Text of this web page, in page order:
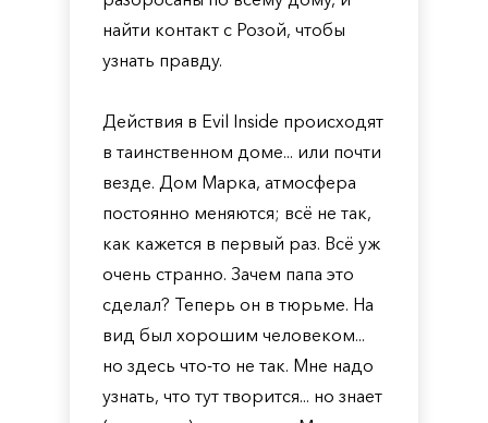
найти контакт с Розой, чтобы
узнать правду.
Действия в Evil Inside происходят
в таинственном доме... или почти
везде. Дом Марка, атмосфера
постоянно меняются; всё не так,
как кажется в первый раз. Всё уж
очень странно. Зачем папа это
сделал? Теперь он в тюрьме. На
вид был хорошим человеком...
но здесь что-то не так. Мне надо
узнать, что тут творится... но знает